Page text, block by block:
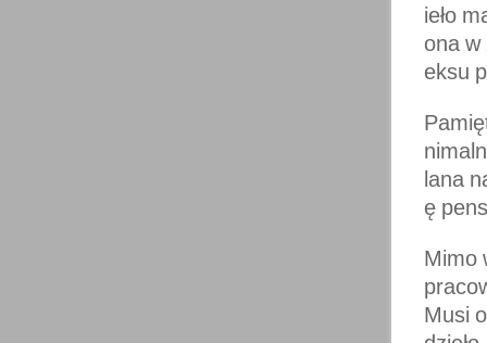
ieło
ona
eksu
lana
ę
Mimo
Musi